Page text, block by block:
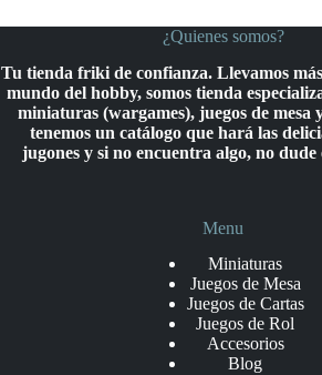
¿Quienes somos?
Tu tienda friki de confianza. Llevamos
mundo del hobby, somos tienda
miniaturas (wargames), juegos de mesa
tenemos un catálogo que hará las
jugones y si no encuentra algo, no
Menu
Miniaturas
Juegos de Mesa
Juegos de Cartas
Juegos de Rol
Accesorios
Blog